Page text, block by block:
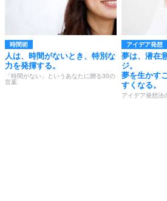
時間術
人は、時間がないとき、特別な
力を発揮する。
「時間がない」というあなたに贈る30の
言葉
アイデア発想
夢は、潜在
ジ。
夢を生かす
すくなる。
アイデア発想法